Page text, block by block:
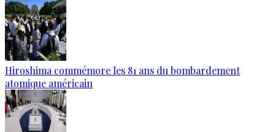
Hiroshima commémore les 81 ans du bombardement
atomique américain